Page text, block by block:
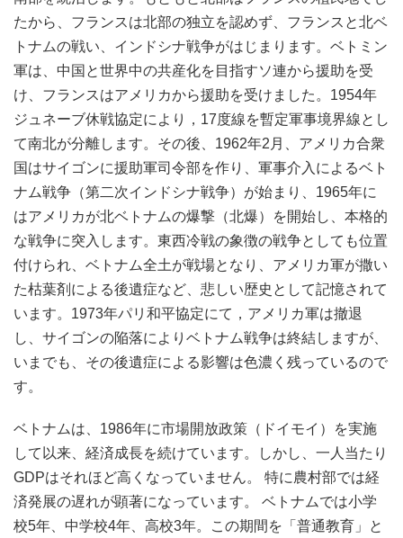
たから、フランスは北部の独立を認めず、フランスと北ベ
トナムの戦い、インドシナ戦争がはじまります。ベトミン
軍は、中国と世界中の共産化を目指すソ連から援助を受
け、フランスはアメリカから援助を受けました。1954年
ジュネーブ休戦協定により，17度線を暫定軍事境界線とし
て南北が分離します。その後、1962年2月、アメリカ合衆
国はサイゴンに援助軍司令部を作り、軍事介入によるベト
ナム戦争（第二次インドシナ戦争）が始まり、1965年に
はアメリカが北ベトナムの爆撃（北爆）を開始し、本格的
な戦争に突入します。東西冷戦の象徴の戦争としても位置
付けられ、ベトナム全土が戦場となり、アメリカ軍が撒い
た枯葉剤による後遺症など、悲しい歴史として記憶されて
います。 1973年パリ和平協定にて，アメリカ軍は撤退
し、サイゴンの陥落によりベトナム戦争は終結しますが、
いまでも、その後遺症による影響は色濃く残っているので
す。
ベトナムは、1986年に市場開放政策（ドイモイ）を実施
して以来、経済成長を続けています。
しかし、一人当たり
GDPはそれほど高くなっていません。 特に農村部では経
済発展の遅れが顕著になっています。 ベトナムでは小学
校5年、中学校4年、高校3年。この期間を「普通教育」と